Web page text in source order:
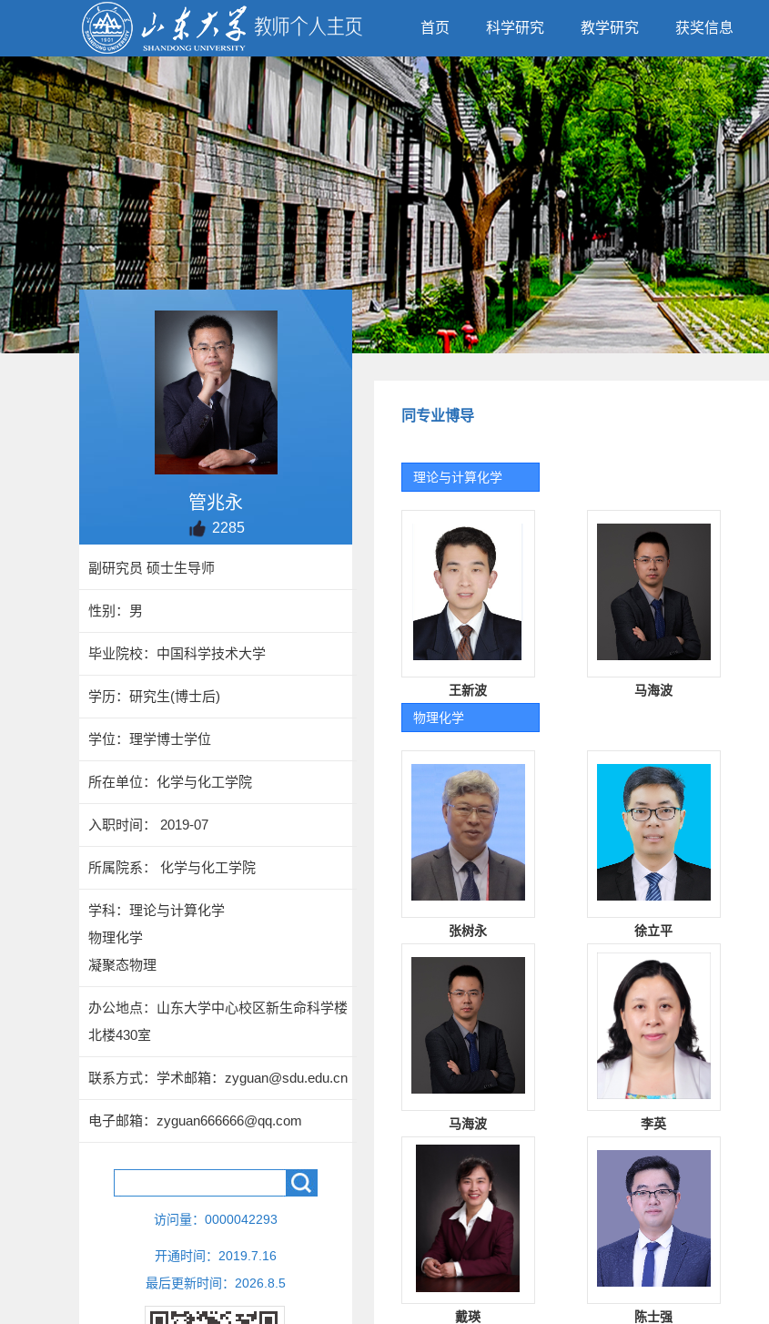
首页 科学研究 教学研究 获奖信息
管兆永
2285
副研究员 硕士生导师
性别：男
毕业院校：中国科学技术大学
学历：研究生(博士后)
学位：理学博士学位
所在单位：化学与化工学院
入职时间： 2019-07
所属院系： 化学与化工学院
学科：理论与计算化学
物理化学
凝聚态物理
办公地点：山东大学中心校区新生命科学楼
北楼430室
联系方式： 学术邮箱：zyguan@sdu.edu.cn
电子邮箱： zyguan666666@qq.com
访问量： 0000042293
开通时间： 2019 7 16
最后更新时间： 2026 8 5
同专业博导
理论与计算化学
王新波 马海波
物理化学
张树永 徐立平
马海波 李英
戴瑛
陈士强